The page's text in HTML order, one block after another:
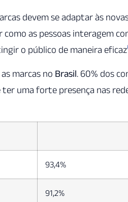
devem se adaptar às
como as pessoas interagem
o público de maneira eficaz
marcas no Brasil. 60% dos
ter uma forte presença nas
93,4%
91,2%